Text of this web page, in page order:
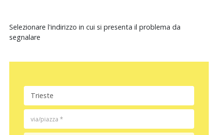
Selezionare l'indirizzo in cui si presenta il problema da
segnalare